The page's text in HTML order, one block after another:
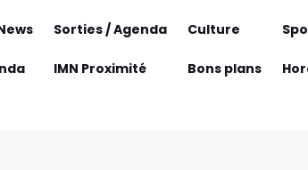
Sorties / Agenda Culture
IMN Proximité Bons plans